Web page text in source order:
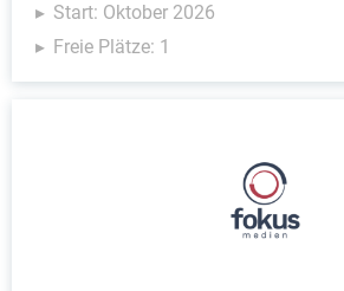
Start: Oktober 2026
Freie Plätze: 1